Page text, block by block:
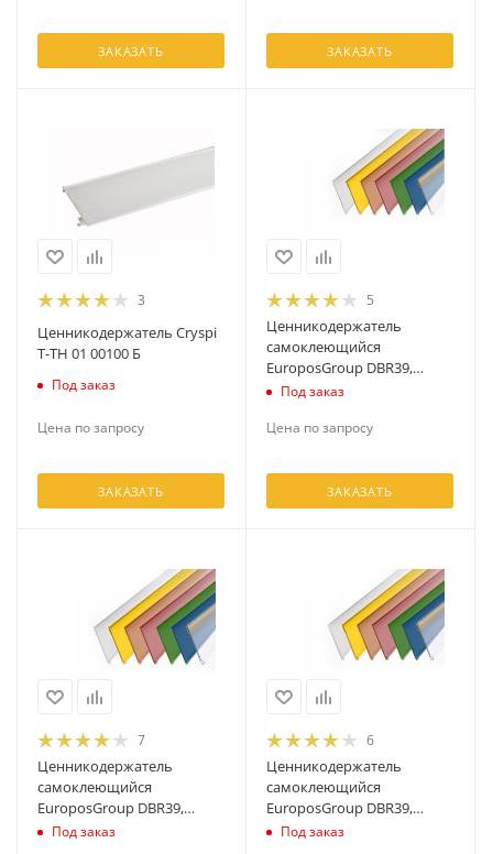
ЗАКАЗАТЬ ЗАКАЗАТЬ
3
Ценникодержатель Cryspi
T-TH 01 00100 Б
Под заказ
Цена по запросу
ЗАКАЗАТЬ
5
Ценникодержатель
самоклеющийся
EuroposGroup DBR39,
зеленый
Под заказ
Цена по запросу
ЗАКАЗАТЬ
7
Ценникодержатель
самоклеющийся
EuroposGroup DBR39,
желтый
Под заказ
6
Ценникодержатель
самоклеющийся
EuroposGroup DBR39,
белый
Под заказ